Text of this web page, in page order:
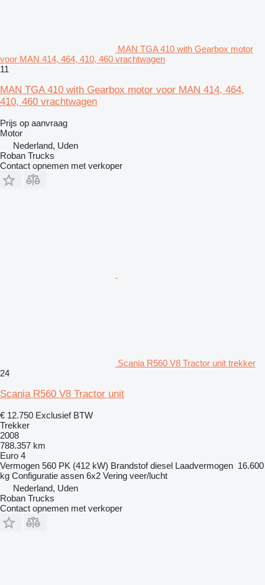
MAN TGA 410 with Gearbox motor
voor MAN 414, 464, 410, 460 vrachtwagen
11
MAN TGA 410 with Gearbox motor voor MAN 414, 464,
410, 460 vrachtwagen
Prijs op aanvraag
Motor
Nederland, Uden
Roban Trucks
Contact opnemen met verkoper
Scania R560 V8 Tractor unit trekker
24
Scania R560 V8 Tractor unit
€ 12.750 Exclusief BTW
Trekker
2008
788.357 km
Euro 4
Vermogen 560 PK (412 kW) Brandstof diesel Laadvermogen 16.600
kg Configuratie assen 6x2 Vering veer/lucht
Nederland, Uden
Roban Trucks
Contact opnemen met verkoper